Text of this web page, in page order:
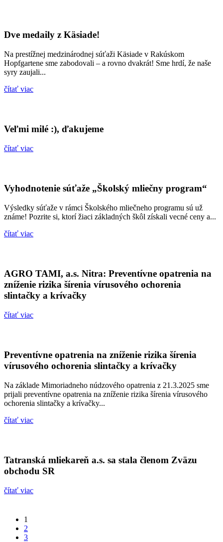
Dve medaily z Käsiade!
Na prestížnej medzinárodnej súťaži Käsiade v Rakúskom
Hopfgartene sme zabodovali – a rovno dvakrát! Sme hrdí, že naše
syry zaujali...
čítať viac
Veľmi milé :), ďakujeme
čítať viac
Vyhodnotenie súťaže „Školský mliečny program“
Výsledky súťaže v rámci Školského mliečneho programu sú už
známe! Pozrite si, ktorí žiaci základných škôl získali vecné ceny a...
čítať viac
AGRO TAMI, a.s. Nitra: Preventívne opatrenia na
zníženie rizika šírenia vírusového ochorenia
slintačky a krívačky
čítať viac
Preventívne opatrenia na zníženie rizika šírenia
vírusového ochorenia slintačky a krívačky
Na základe Mimoriadneho núdzového opatrenia z 21.3.2025 sme
prijali preventívne opatrenia na zníženie rizika šírenia vírusového
ochorenia slintačky a krívačky...
čítať viac
Tatranská mliekareň a.s. sa stala členom Zväzu
obchodu SR
čítať viac
1
2
3